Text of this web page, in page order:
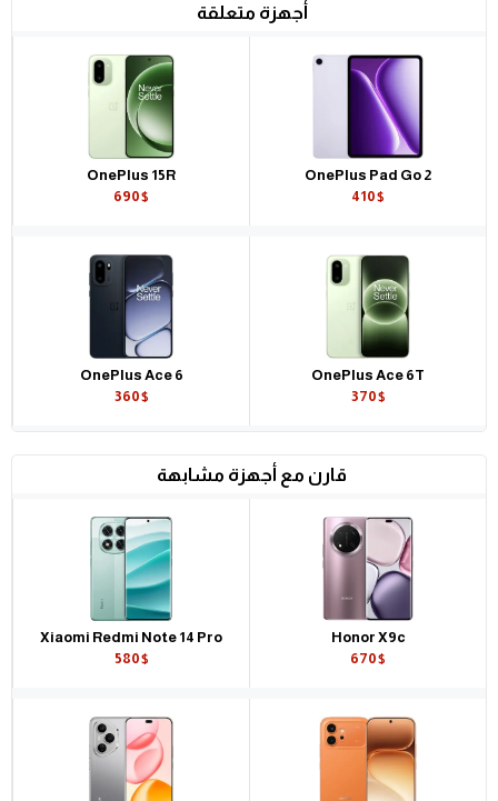
أجهزة متعلقة
OnePlus Pad Go 2
410$
OnePlus 15R
690$
OnePlus Ace 6T
370$
OnePlus Ace 6
360$
قارن مع أجهزة مشابهة
Honor X9c
670$
Xiaomi Redmi Note 14 Pro
580$